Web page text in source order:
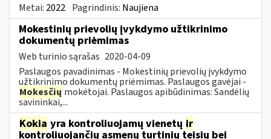
Metai: 2022 Pagrindinis: Naujiena
Mokestinių prievolių įvykdymo užtikrinimo
dokumentų priėmimas
Web turinio sąrašas 2020-04-09
Paslaugos pavadinimas - Mokestinių prievolių įvykdymo
užtikrinimo dokumentų priėmimas. Paslaugos gavėjai -
Mokesčių mokėtojai. Paslaugos apibūdinimas: Sandėlių
savininkai,...
Kokia yra kontroliuojamų vienetų ir
kontroliuojančių asmenų turtinių teisių bei